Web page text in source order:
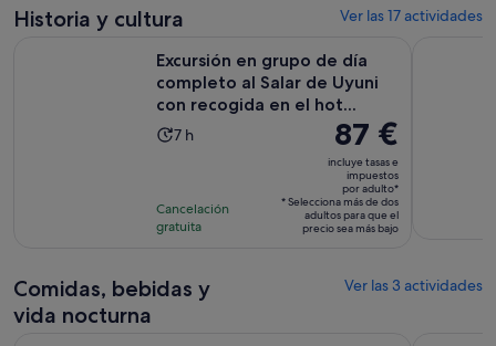
de
comentarios
por
adulto
Historia y cultura Ver las 17 actividades
Excursión en grupo de día
completo al Salar de Uyuni
con recogida en el hot...
La
la
actividad
7 horas
7 h
Cancelación
gratuita
El
precio
es
de
87 €
87 €
incluye tasas e
impuestos
por adulto*
* Selecciona más de dos
adultos para que el
precio sea más bajo
Comidas, bebidas y
vida nocturna
Ver las 3 actividades